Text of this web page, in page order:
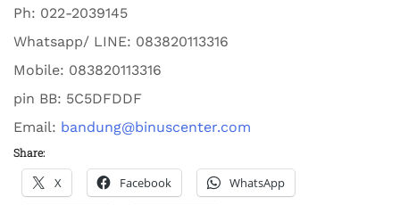
Ph: 022-2039145
Whatsapp/ LINE: 083820113316
Mobile: 083820113316
pin BB: 5C5DFDDF
Email: bandung@binuscenter.com
Share:
X Facebook WhatsApp